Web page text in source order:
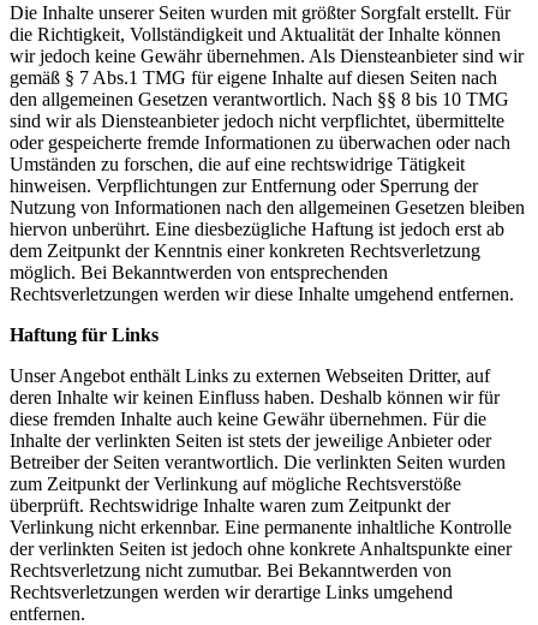
Die Inhalte unserer Seiten wurden mit größter Sorgfalt erstellt. Für
die Richtigkeit, Vollständigkeit und Aktualität der Inhalte können
wir jedoch keine Gewähr übernehmen. Als Diensteanbieter sind wir
gemäß § 7 Abs.1 TMG für eigene Inhalte auf diesen Seiten nach
den allgemeinen Gesetzen verantwortlich. Nach §§ 8 bis 10 TMG
sind wir als Diensteanbieter jedoch nicht verpflichtet, übermittelte
oder gespeicherte fremde Informationen zu überwachen oder nach
Umständen zu forschen, die auf eine rechtswidrige Tätigkeit
hinweisen. Verpflichtungen zur Entfernung oder Sperrung der
Nutzung von Informationen nach den allgemeinen Gesetzen bleiben
hiervon unberührt. Eine diesbezügliche Haftung ist jedoch erst ab
dem Zeitpunkt der Kenntnis einer konkreten Rechtsverletzung
möglich. Bei Bekanntwerden von entsprechenden
Rechtsverletzungen werden wir diese Inhalte umgehend entfernen.
Haftung für Links
Unser Angebot enthält Links zu externen Webseiten Dritter, auf
deren Inhalte wir keinen Einfluss haben. Deshalb können wir für
diese fremden Inhalte auch keine Gewähr übernehmen. Für die
Inhalte der verlinkten Seiten ist stets der jeweilige Anbieter oder
Betreiber der Seiten verantwortlich. Die verlinkten Seiten wurden
zum Zeitpunkt der Verlinkung auf mögliche Rechtsverstöße
überprüft. Rechtswidrige Inhalte waren zum Zeitpunkt der
Verlinkung nicht erkennbar. Eine permanente inhaltliche Kontrolle
der verlinkten Seiten ist jedoch ohne konkrete Anhaltspunkte einer
Rechtsverletzung nicht zumutbar. Bei Bekanntwerden von
Rechtsverletzungen werden wir derartige Links umgehend
entfernen.